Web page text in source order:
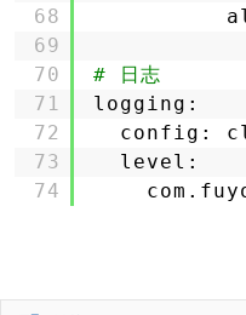
68
69
70
71
72
73
74
# 日志
logging:
config:
level: